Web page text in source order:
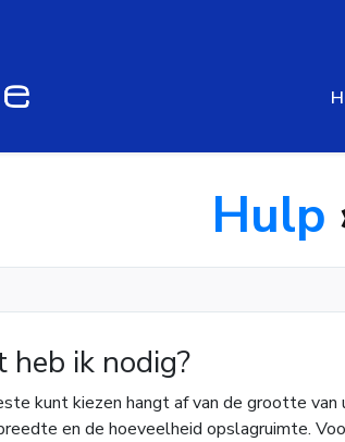
Hulp
ik nodig?
kunt kiezen hangt af van de grootte
en de hoeveelheid opslagruimte.